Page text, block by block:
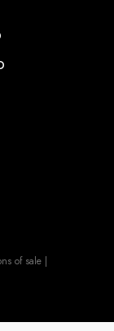
of sale |